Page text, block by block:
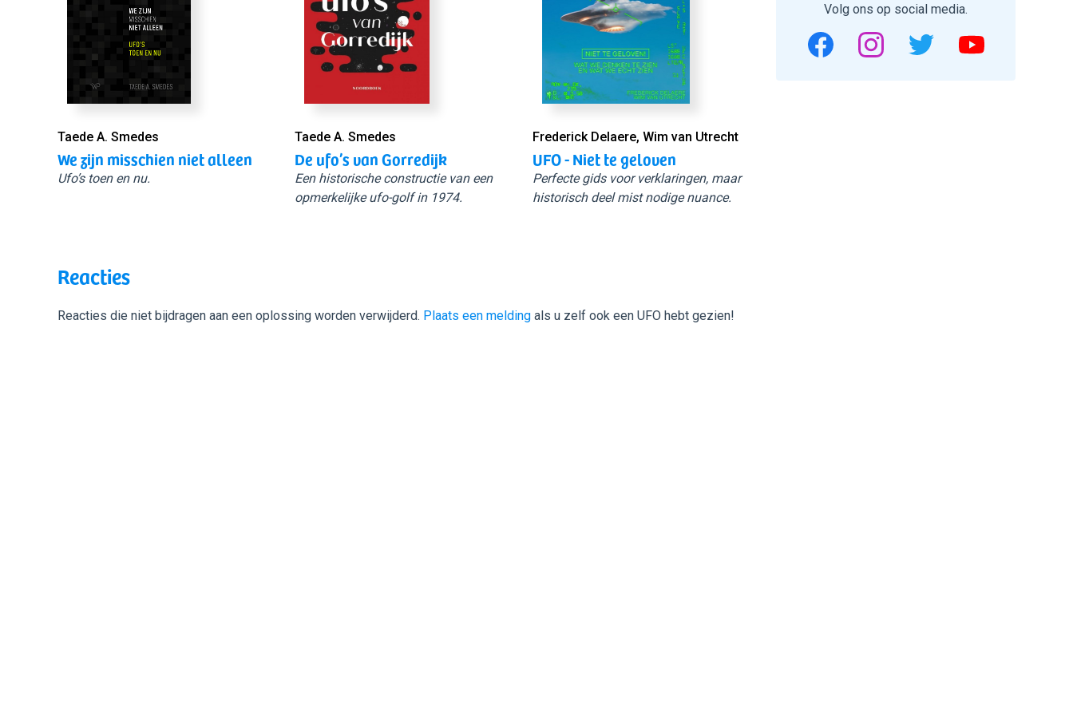
Taede A. Smedes
We zijn misschien niet alleen
Ufo’s toen en nu.
Taede A. Smedes
De ufo’s van Gorredijk
Een historische constructie van een
opmerkelijke ufo-golf in 1974.
Frederick Delaere, Wim van Utrecht
UFO - Niet te geloven
Perfecte gids voor verklaringen, maar
historisch deel mist nodige nuance.
Reacties
Reacties die niet bijdragen aan een oplossing worden verwijderd. Plaats een melding als u zelf ook een UFO hebt gezien!
Volg ons op social media.